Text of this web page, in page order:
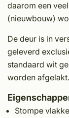
daarom een
(nieuwbouw)
De deur is in
geleverd
standaard wit
worden afgelakt.
Stompe